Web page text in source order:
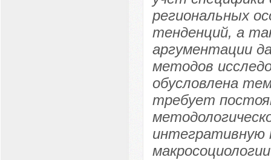
региональных
тенденций, а
аргументации
методов
обусловлена
требует
интегративную